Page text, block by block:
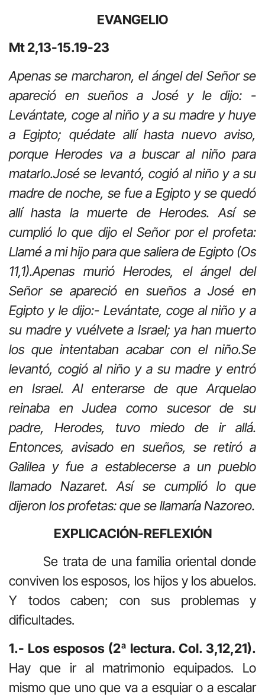
EVANGELIO
Mt 2,13-15.19-23
Apenas se marcharon, el ángel del Señor se
apareció en sueños a José y le dijo: -
Levántate, coge al niño y a su madre y huye
a Egipto; quédate allí hasta nuevo aviso,
porque Herodes va a buscar al niño para
matarlo.José se levantó, cogió al niño y a su
madre de noche, se fue a Egipto y se quedó
allí hasta la muerte de Herodes. Así se
cumplió lo que dijo el Señor por el profeta:
Llamé a mi hijo para que saliera de Egipto (Os
11,1).Apenas murió Herodes, el ángel del
Señor se apareció en sueños a José en
Egipto y le dijo:- Levántate, coge al niño y a
su madre y vuélvete a Israel; ya han muerto
los que intentaban acabar con el niño.Se
levantó, cogió al niño y a su madre y entró
en Israel. Al enterarse de que Arquelao
reinaba en Judea como sucesor de su
padre, Herodes, tuvo miedo de ir allá.
Entonces, avisado en sueños, se retiró a
Galilea y fue a establecerse a un pueblo
llamado Nazaret. Así se cumplió lo que
dijeron los profetas: que se llamaría Nazoreo.
EXPLICACIÓN-REFLEXIÓN
Se trata de una familia oriental donde
conviven los esposos, los hijos y los abuelos.
Y todos caben; con sus problemas y
dificultades.
1.- Los esposos (2ª lectura. Col. 3,12,21).
Hay que ir al matrimonio equipados. Lo
mismo que uno que va a esquiar o a escalar